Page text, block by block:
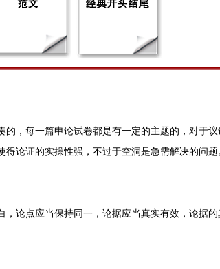
，每一篇申论试卷都是有一定的主题的，对于议
得论证的实操性强，不过于空洞是急需解决的问
论点应当保持同一，论据应当真实有效，论据的